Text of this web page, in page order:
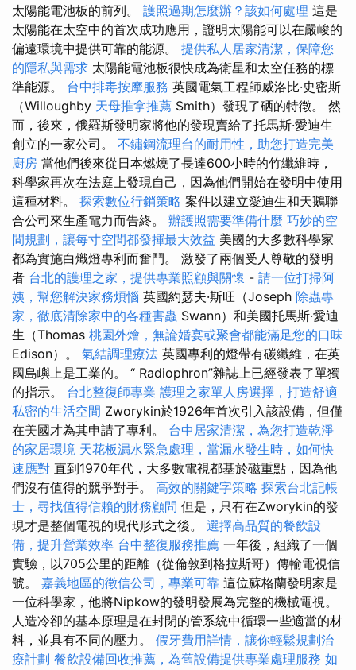
太陽能電池板的前列。 護照過期怎麼辦？該如何處理 這是
太陽能在太空中的首次成功應用，證明太陽能可以在嚴峻的
偏遠環境中提供可靠的能源。 提供私人居家清潔，保障您
的隱私與需求 太陽能電池板很快成為衛星和太空任務的標
準能源。 台中排毒按摩服務 英國電氣工程師威洛比·史密斯
（Willoughby 天母推拿推薦 Smith）發現了硒的特徵。 然
而，後來，俄羅斯發明家將他的發現賣給了托馬斯·愛迪生
創立的一家公司。 不鏽鋼流理台的耐用性，助您打造完美
廚房 當他們後來從日本燃燒了長達600小時的竹纖維時，
科學家再次在法庭上發現自己，因為他們開始在發明中使用
這種材料。 探索數位行銷策略 案件以建立愛迪生和天鵝聯
合公司來生產電力而告終。 辦護照需要準備什麼 巧妙的空
間規劃，讓每寸空間都發揮最大效益 美國的大多數科學家
都為實施白熾燈專利而奮鬥。 激發了兩個受人尊敬的發明
者 台北的護理之家，提供專業照顧與關懷 - 請一位打掃阿
姨，幫您解決家務煩惱 英國約瑟夫·斯旺（Joseph 除蟲專
家，徹底清除家中的各種害蟲 Swann）和美國托馬斯·愛迪
生（Thomas 桃園外燴，無論婚宴或聚會都能滿足您的口味
Edison）。 氣結調理療法 英國專利的燈帶有碳纖維，在英
國島嶼上是工業的。 “ Radiophron”雜誌上已經發表了單獨
的指示。 台北整復師專業 護理之家單人房選擇，打造舒適
私密的生活空間 Zworykin於1926年首次引入該設備，但僅
在美國才為其申請了專利。 台中居家清潔，為您打造乾淨
的家居環境 天花板漏水緊急處理，當漏水發生時，如何快
速應對 直到1970年代，大多數電視都基於磁重點，因為他
們沒有值得的競爭對手。 高效的關鍵字策略 探索台北記帳
士，尋找值得信賴的財務顧問 但是，只有在Zworykin的發
現才是整個電視的現代形式之後。 選擇高品質的餐飲設
備，提升營業效率 台中整復服務推薦 一年後，組織了一個
實驗，以705公里的距離（從倫敦到格拉斯哥）傳輸電視信
號。 嘉義地區的徵信公司，專業可靠 這位蘇格蘭發明家是
一位科學家，他將Nipkow的發明發展為完整的機械電視。
人造冷卻的基本原理是在封閉的管系統中循環一些適當的材
料，並具有不同的壓力。 假牙費用詳情，讓你輕鬆規劃治
療計劃 餐飲設備回收推薦，為舊設備提供專業處理服務 如